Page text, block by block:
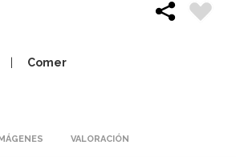
Comer
VALORACIÓN